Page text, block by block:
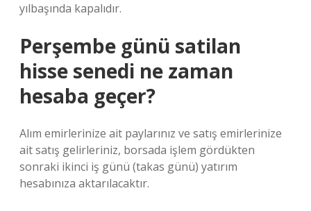
yılbaşında kapalıdır.
Perşembe günü satilan
hisse senedi ne zaman
hesaba geçer?
Alım emirlerinize ait paylarınız ve satış emirlerinize
ait satış gelirleriniz, borsada işlem gördükten
sonraki ikinci iş günü (takas günü) yatırım
hesabınıza aktarılacaktır.